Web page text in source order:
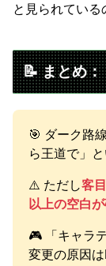
と見られている
📝 まとめ
🎯 ダーク路
ら王道で」
⚠️ ただし客
以上の空白
🎮 「キャラ
変更の原因